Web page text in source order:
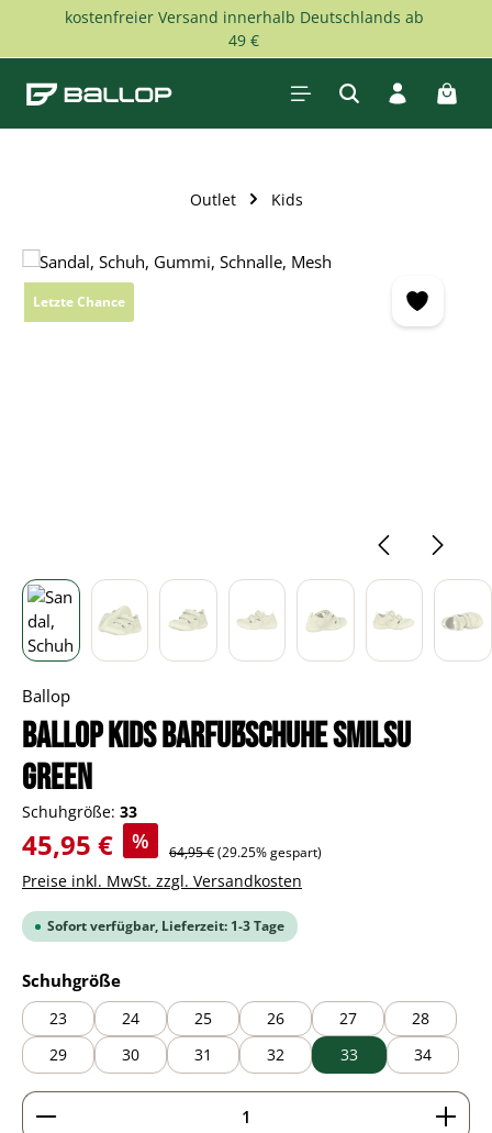
Zum Hauptinhalt springen
kostenfreier Versand innerhalb Deutschlands ab
49 €
Outlet Kids
Bildergalerie überspringen
Letzte Chance
Ballop
BALLOP Kids Barfußschuhe Smilsu
green
Schuhgröße: 33
Verkaufspreis:
45,95 € % Regulärer Preis:
64,95 €(29.25% gespart)
Preise inkl. MwSt. zzgl. Versandkosten
Sofort verfügbar, Lieferzeit: 1-3 Tage
Schuhgrößeauswählen
23 24 25 26 27
28
29
30 31 32 33 34
Produkt Anzahl: Gib den gewünschten Wert ein